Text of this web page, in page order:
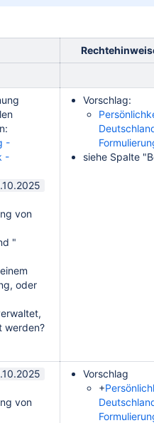
-
-
von
"
oder
werden?
Vorschlag:
siehe Spalte
von
Vorschlag
+